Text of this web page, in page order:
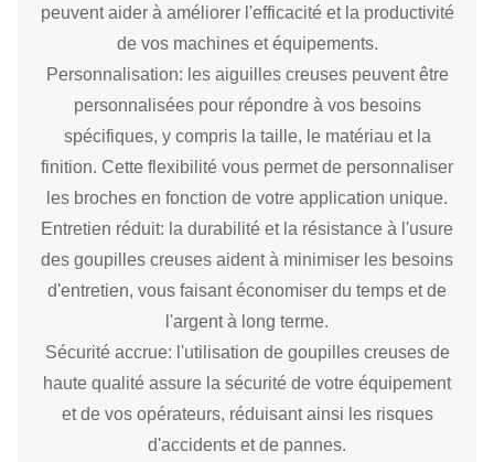
peuvent aider à améliorer l'efficacité et la productivité
de vos machines et équipements.
Personnalisation: les aiguilles creuses peuvent être
personnalisées pour répondre à vos besoins
spécifiques, y compris la taille, le matériau et la
finition. Cette flexibilité vous permet de personnaliser
les broches en fonction de votre application unique.
Entretien réduit: la durabilité et la résistance à l'usure
des goupilles creuses aident à minimiser les besoins
d'entretien, vous faisant économiser du temps et de
l'argent à long terme.
Sécurité accrue: l'utilisation de goupilles creuses de
haute qualité assure la sécurité de votre équipement
et de vos opérateurs, réduisant ainsi les risques
d'accidents et de pannes.